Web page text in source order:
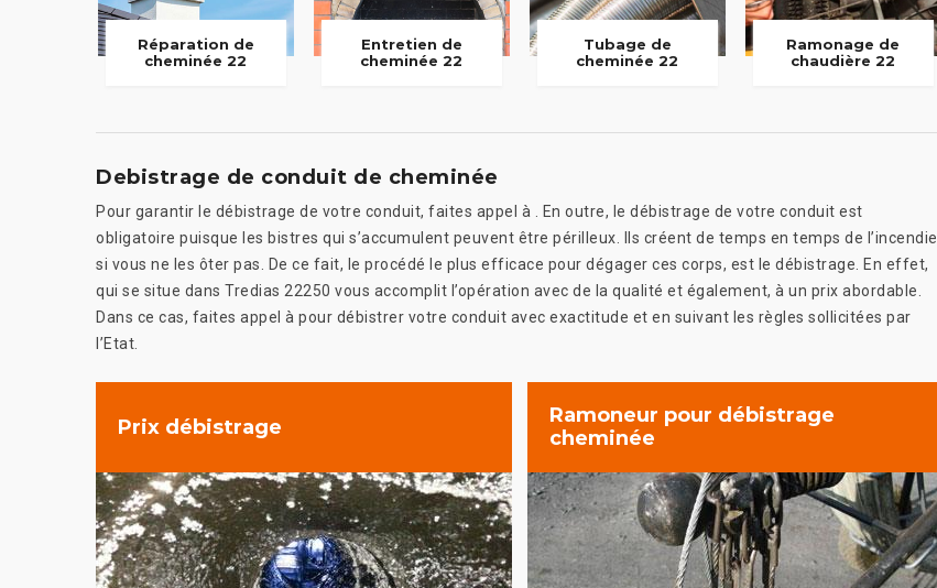
Réparation de
cheminée 22
Entretien de
cheminée 22
Tubage de
cheminée 22
Ramonage de
chaudière 22
Debistrage de conduit de cheminée
Pour garantir le débistrage de votre conduit, faites appel à . En outre, le débistrage de votre conduit est
obligatoire puisque les bistres qui s’accumulent peuvent être périlleux. Ils créent de temps en temps de l’incendie
si vous ne les ôter pas. De ce fait, le procédé le plus efficace pour dégager ces corps, est le débistrage. En effet,
qui se situe dans Tredias 22250 vous accomplit l’opération avec de la qualité et également, à un prix abordable.
Dans ce cas, faites appel à pour débistrer votre conduit avec exactitude et en suivant les règles sollicitées par
l’Etat.
Prix débistrage
Ramoneur pour débistrage
cheminée